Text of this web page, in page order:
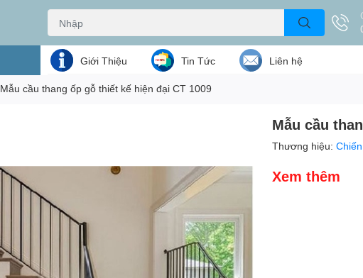
Giới Thiệu Tin Tức Liên hệ
Mẫu cầu thang ốp gỗ thiết kế hiện đại CT 1009
Mẫu cầu
Thương hiệu:
Xem thêm